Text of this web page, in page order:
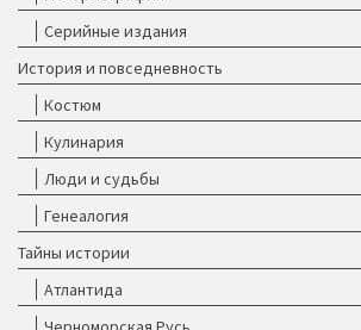
Серийные издания
История и повседневность
Костюм
Кулинария
Люди и судьбы
Генеалогия
Тайны истории
Атлантида